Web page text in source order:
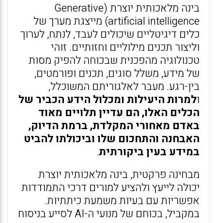
בינה מלאכותית יוצרת (Generative
artificial intelligence) מייצגת מערך של
כלים דיגיטליים שיכולים לעבד, לנתח, לערוך
וליצור תכנים מילוליים וחזותיים. זוהי
טכנולוגיה מהפכנית שבכוחה להפיק מסות
של מידע, משלל סוגים, תכנים ופורמטים,
בין-רגע. מעבר לאלגוריתם המשוכלל,
ולמרות היעילות ומכלול הידע הכביר של
הכלים האלו, הם עדיין תלויים מאוד
באדם מאחורי המקלדת, ברמת הדיוק,
האבחנה והתחכום שלו וביכולתו להביט
במידע בעין ביקורתית.
מבחינה פרקטית, בינה מלאכותית יוצרת
יכולה לייעץ ולהציע למורים דרכי התמודדות
אפשריות עם בעיות משמעת כיתתיות.
במקביל, בכוחם של מנועי ה-AI לסייע בניסוח